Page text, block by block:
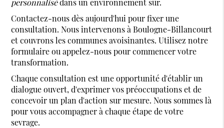
personnalisédans un environnement sûr.
Contactez-nous dès aujourd'hui pour fixer une
consultation. Nous intervenons à Boulogne-Billancourt
et couvrons les communes avoisinantes. Utilisez notre
formulaire ou appelez-nous pour commencer votre
transformation.
Chaque consultation est une opportunité d'établir un
dialogue ouvert, d'exprimer vos préoccupations et de
concevoir un plan d'action sur mesure. Nous sommes là
pour vous accompagner à chaque étape de votre
sevrage.